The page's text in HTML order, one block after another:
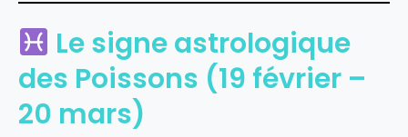
Le signe astrologique
des Poissons (19 février –
20 mars)